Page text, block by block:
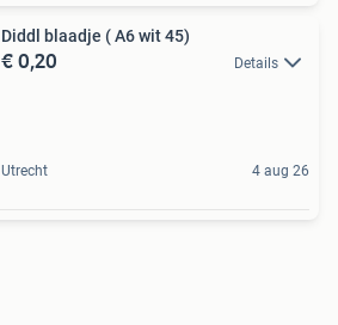
Diddl blaadje ( A6 wit 45)
€ 0,20 Details
Utrecht 4 aug 26